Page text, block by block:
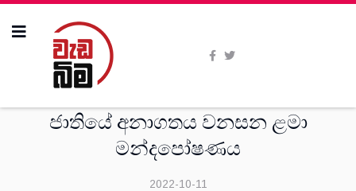
ජාතියේ අනාගතය වනසන ළමා
මන්දපෝෂණය
2022-10-11